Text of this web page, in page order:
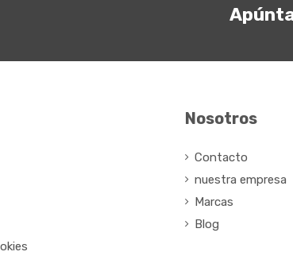
Nosotros
Contacto
nuestra empresa
Marcas
Blog